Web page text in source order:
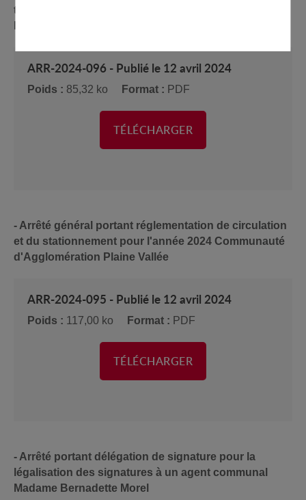
travaux sur le réseau de gaz - 1 au 3 rue de
ARR-2024-096 - Publié le 12 avril 2024
Poids : 85,32 ko Format : PDF
TÉLÉCHARGER
- Arrêté général portant réglementation de circulation
et du stationnement pour l'année 2024 Communauté
d'Agglomération Plaine Vallée
ARR-2024-095 - Publié le 12 avril 2024
Poids : 117,00 ko Format : PDF
TÉLÉCHARGER
- Arrêté portant délégation de signature pour la
légalisation des signatures à un agent communal
Madame Bernadette Morel